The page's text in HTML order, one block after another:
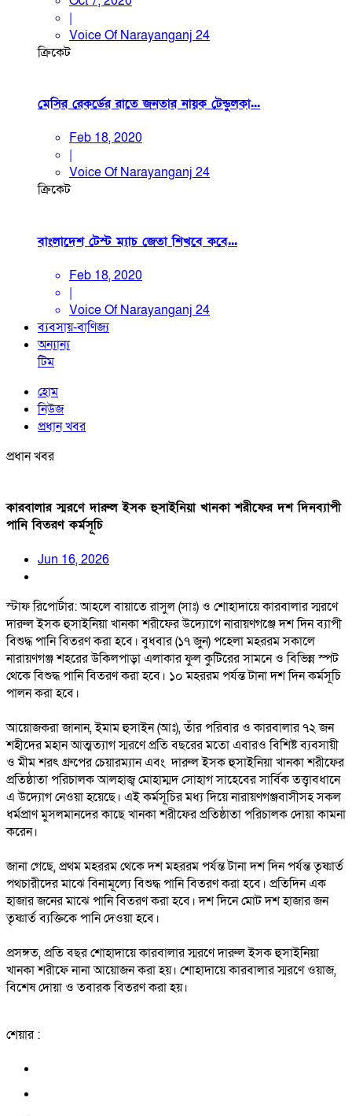
|
Voice Of Narayanganj 24
ক্রিকেট
মেসির রেকর্ডের রাতে জনতার নায়ক টেন্ডুলকা...
Feb 18, 2020
|
Voice Of Narayanganj 24
ক্রিকেট
বাংলাদেশ টেস্ট ম্যাচ জেতা শিখবে কবে...
Feb 18, 2020
|
Voice Of Narayanganj 24
ব্যবসায়-বাণিজ্য
অন্যান্য
টিম
হোম
নিউজ
প্রধান খবর
প্রধান খবর
কারবালার স্মরণে দারুল ইসক হুসাইনিয়া খানকা শরীফের দশ দিনব্যাপী
পানি বিতরণ কর্মসূচি
Jun 16, 2026
স্টাফ রিপোর্টার: আহলে বায়াতে রাসুল (সাঃ) ও শোহাদায়ে কারবালার স্মরণে
দারুল ইসক হুসাইনিয়া খানকা শরীফের উদ্যোগে নারায়ণগঞ্জে দশ দিন ব্যাপী
বিশুদ্ধ পানি বিতরণ করা হবে। বুধবার (১৭ জুন) পহেলা মহররম সকালে
নারায়ণগঞ্জ শহরের উকিলপাড়া এলাকার ফুল কুটিরের সামনে ও বিভিন্ন স্পট
থেকে বিশুদ্ধ পানি বিতরণ করা হবে। ১০ মহররম পর্যন্ত টানা দশ দিন কর্মসূচি
পালন করা হবে।
আয়োজকরা জানান, ইমাম হুসাইন (আঃ), তাঁর পরিবার ও কারবালার ৭২ জন
শহীদের মহান আত্মত্যাগ স্মরণে প্রতি বছরের মতো এবারও বিশিষ্ট ব্যবসায়ী
ও মীম শরৎ গ্রুপের চেয়ারম্যান এবং দারুল ইসক হুসাইনিয়া খানকা শরীফের
প্রতিষ্ঠাতা পরিচালক আলহাজ্ব মোহাম্মদ সোহাগ সাহেবের সার্বিক তত্ত্বাবধানে
এ উদ্যোগ নেওয়া হয়েছে। এই কর্মসূচির মধ্য দিয়ে নারায়ণগঞ্জবাসীসহ সকল
ধর্মপ্রাণ মুসলমানদের কাছে খানকা শরীফের প্রতিষ্ঠাতা পরিচালক দোয়া কামনা
করেন।
জানা গেছে, প্রথম মহররম থেকে দশ মহররম পর্যন্ত টানা দশ দিন পর্যন্ত তৃষ্ণার্ত
পথচারীদের মাঝে বিনামূল্যে বিশুদ্ধ পানি বিতরণ করা হবে। প্রতিদিন এক
হাজার জনের মাঝে পানি বিতরণ করা হবে। দশ দিনে মোট দশ হাজার জন
তৃষ্ণার্ত ব্যক্তিকে পানি দেওয়া হবে।
প্রসঙ্গত, প্রতি বছর শোহাদায়ে কারবালার স্মরণে দারুল ইসক হুসাইনিয়া
খানকা শরীফে নানা আয়োজন করা হয়। শোহাদায়ে কারবালার স্মরণে ওয়াজ,
বিশেষ দোয়া ও তবারক বিতরণ করা হয়।
শেয়ার :